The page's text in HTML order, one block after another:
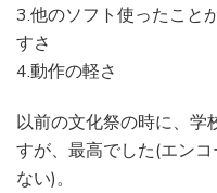
3.他のソフト使ったこと
すさ
4.動作の軽さ
以前の文化祭の時に、学
すが、最高でした(エン
ない)。